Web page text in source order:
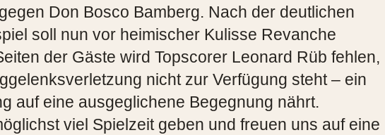
Don Bosco Bamberg. Nach der deutlichen
soll nun vor heimischer Kulisse Revanche
der Gäste wird Topscorer Leonard Rüb fehlen,
nicht zur Verfügung steht – ein
auf eine ausgeglichene Begegnung nährt.
viel Spielzeit geben und freuen uns auf eine